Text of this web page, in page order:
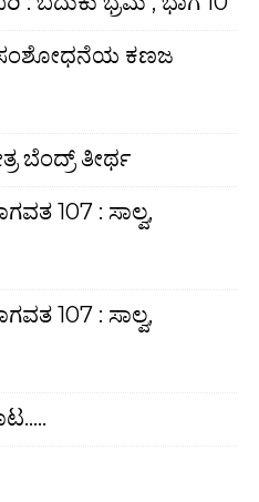
ಸಂಶೋಧನೆಯ ಕಣಜ
ಬೆಂದ್ರ್ ತೀರ್ಥ
107 : ಸಾಲ್ವ,
107 : ಸಾಲ್ವ,